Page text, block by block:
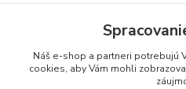
www.zariadenie-firmy.sk
+421 940 949 000
Náš e-shop a partneri potrebujú
cookies, aby Vám mohli